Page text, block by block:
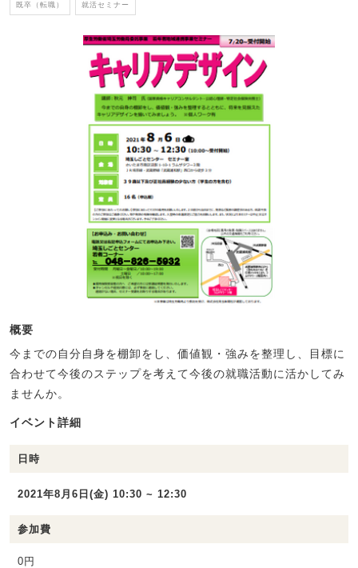
既卒（転職） 就活セミナー
概要
今までの自分自身を棚卸をし、価値観・強みを整理し、目標に
合わせて今後のステップを考えて今後の就職活動に活かしてみ
ませんか。
イベント詳細
日時
2021年8月6日(金) 10:30 ~ 12:30
参加費
0円